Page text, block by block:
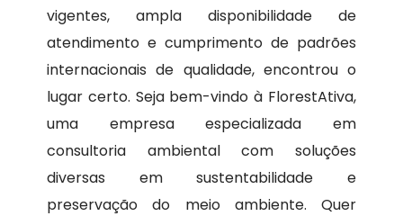
vigentes, ampla disponibilidade de
atendimento e cumprimento de padrões
internacionais de qualidade, encontrou o
lugar certo. Seja bem-vindo à FlorestAtiva,
uma empresa especializada em
consultoria ambiental com soluções
diversas em sustentabilidade e
preservação do meio ambiente. Quer